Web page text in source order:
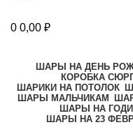
0 0,00 ₽
ШАРЫ НА ДЕНЬ
КОРОБКА
ШАРИКИ НА ПОТОЛОК
ШАРЫ МАЛЬЧИКАМ
ШАРЫ НА
ШАРЫ НА 23